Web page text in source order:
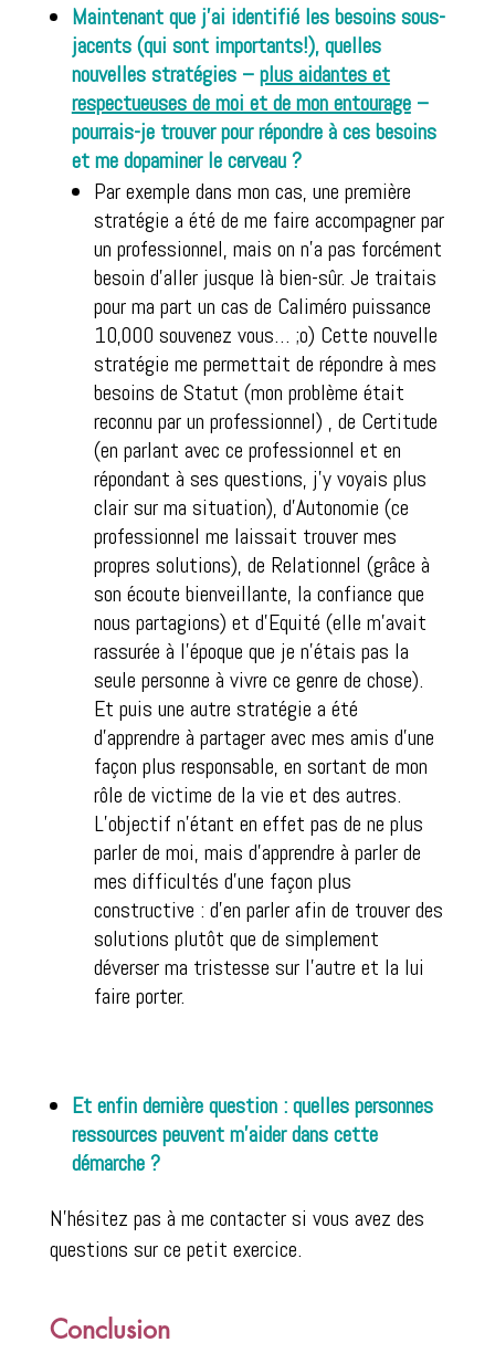
Maintenant que j’ai identifié les besoins sous-
jacents (qui sont importants!), quelles
nouvelles stratégies –plus aidantes et
respectueuses de moi et de mon entourage–
pourrais-je trouver pour répondre à ces besoins
et me dopaminer le cerveau ?
Par exemple dans mon cas, une première
stratégie a été de me faire accompagner par
un professionnel, mais on n’a pas forcément
besoin d’aller jusque là bien-sûr. Je traitais
pour ma part un cas de Caliméro puissance
10,000 souvenez vous… ;o) Cette nouvelle
stratégie me permettait de répondre à mes
besoins de Statut (mon problème était
reconnu par un professionnel) , de Certitude
(en parlant avec ce professionnel et en
répondant à ses questions, j’y voyais plus
clair sur ma situation), d’Autonomie (ce
professionnel me laissait trouver mes
propres solutions), de Relationnel (grâce à
son écoute bienveillante, la confiance que
nous partagions) et d’Equité (elle m’avait
rassurée à l’époque que je n’étais pas la
seule personne à vivre ce genre de chose).
Et puis une autre stratégie a été
d’apprendre à partager avec mes amis d’une
façon plus responsable, en sortant de mon
rôle de victime de la vie et des autres.
L’objectif n’étant en effet pas de ne plus
parler de moi, mais d’apprendre à parler de
mes difficultés d’une façon plus
constructive : d’en parler afin de trouver des
solutions plutôt que de simplement
déverser ma tristesse sur l’autre et la lui
faire porter.
Et enfin dernière question : quelles personnes
ressources peuvent m’aider dans cette
démarche ?
N’hésitez pas à me contacter si vous avez des
questions sur ce petit exercice.
Conclusion